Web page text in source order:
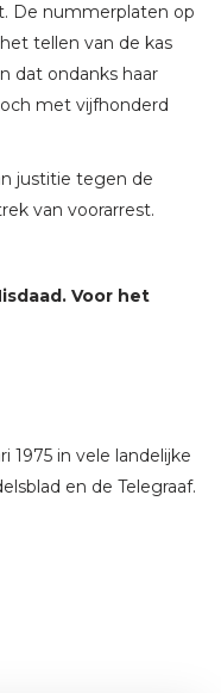
De nummerplaten op
tellen van de kas
dat ondanks haar
met vijfhonderd
justitie tegen de
van voorarrest.
Voor het
1975 in vele landelijke
en de Telegraaf.